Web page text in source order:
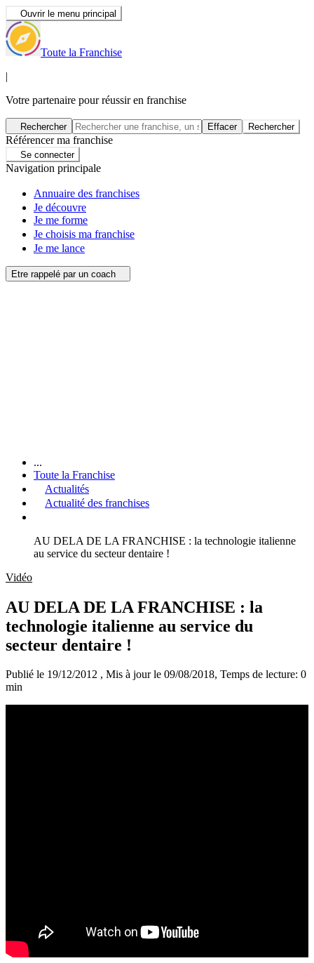
Ouvrir le menu principal
Toute la Franchise
|
Votre partenaire pour réussir en franchise
Rechercher Effacer Rechercher
Référencer ma franchise
Se connecter
Navigation principale
Annuaire des franchises
Je découvre
Je me forme
Je choisis ma franchise
Je me lance
Etre rappelé par un coach
...
Toute la Franchise
Actualités
Actualité des franchises
AU DELA DE LA FRANCHISE : la technologie italienne
au service du secteur dentaire !
Vidéo
AU DELA DE LA FRANCHISE : la
technologie italienne au service du
secteur dentaire !
Publié le 19/12/2012 , Mis à jour le 09/08/2018, Temps de lecture: 0
min